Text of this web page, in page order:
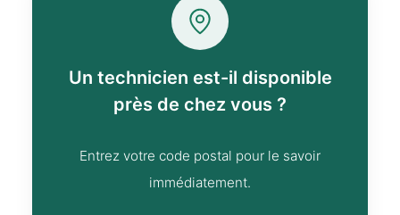
Un technicien est-il disponible
près de chez vous ?
Entrez votre code postal pour le savoir
immédiatement.